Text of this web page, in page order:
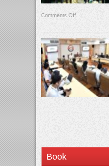
Comments Off
Book